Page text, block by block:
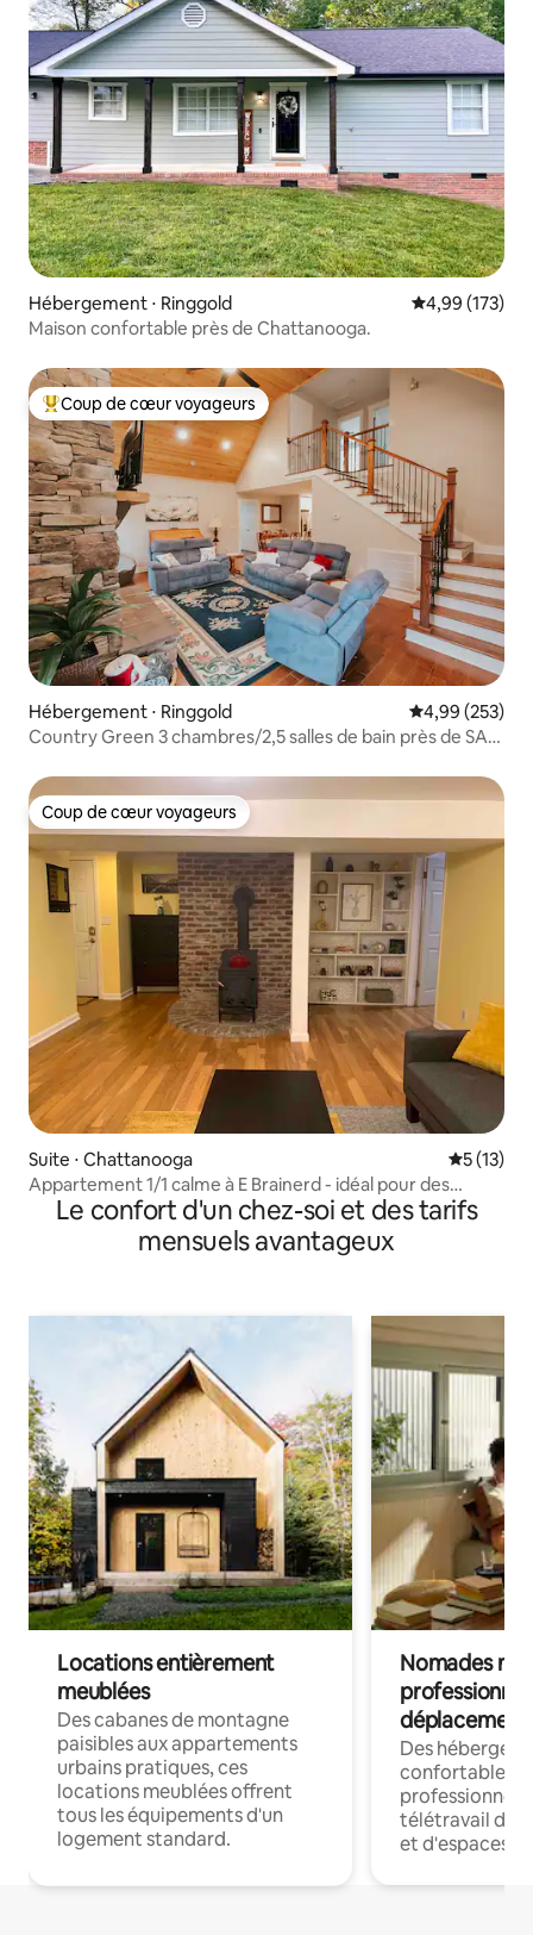
Hébergement ⋅ Ringgold Évaluation
4,99 (173)
Maison confortable près de Chattanooga.
Coups de cœur voyageurs les plus appréciés
Coup de cœur voyageurs
Hébergement ⋅ Ringgold Évaluation
4,99 (253)
Country Green 3 chambres/2,5 salles de bain près de SAU
Coup de cœur voyageurs
Coup de cœur voyageurs
Suite ⋅ Chattanooga
5 (13)
Appartement 1/1 calme à E Brainerd - idéal pour des
séjours longue durée
Le confort d'un chez-soi et des tarifs
mensuels avantageux
Locations entièrement
meublées
Des cabanes de montagne
paisibles aux appartements
urbains pratiques, ces
locations meublées offrent
tous les équipements d'un
logement standard.
Nomades
déplacement
Des
confortables
professionnels
télétravail
et d'espaces